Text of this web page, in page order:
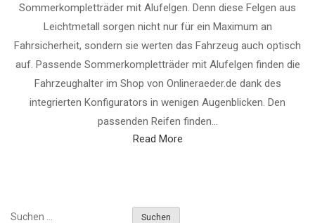
Sommerkompletträder mit Alufelgen. Denn diese Felgen aus
Leichtmetall sorgen nicht nur für ein Maximum an
Fahrsicherheit, sondern sie werten das Fahrzeug auch optisch
auf. Passende Sommerkompletträder mit Alufelgen finden die
Fahrzeughalter im Shop von Onlineraeder.de dank des
integrierten Konfigurators in wenigen Augenblicken. Den
passenden Reifen finden...
Read More
Suchen